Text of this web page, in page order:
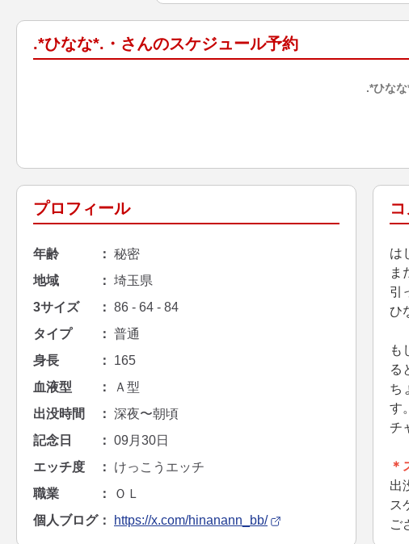
.*ひなな*.・さんのスケジュール予約
.*ひな
プロフィール
年齢
秘密
地域
埼玉県
3サイズ
86 - 64 - 84
タイプ
普通
身長
165
血液型
Ａ型
出没時間
深夜〜朝頃
記念日
09月30日
エッチ度
けっこうエッチ
職業
ＯＬ
個人ブログ
https://x.com/hinanann_bb/